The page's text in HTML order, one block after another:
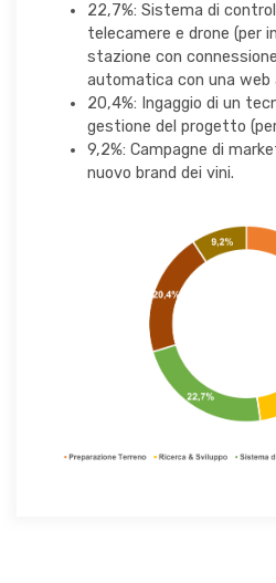
22,7%: Sistema di
telecamere e drone (per
stazione con
automatica con una web
20,4%: Ingaggio di un
gestione del progetto
9,2%: Campagne di
nuovo brand dei vini.